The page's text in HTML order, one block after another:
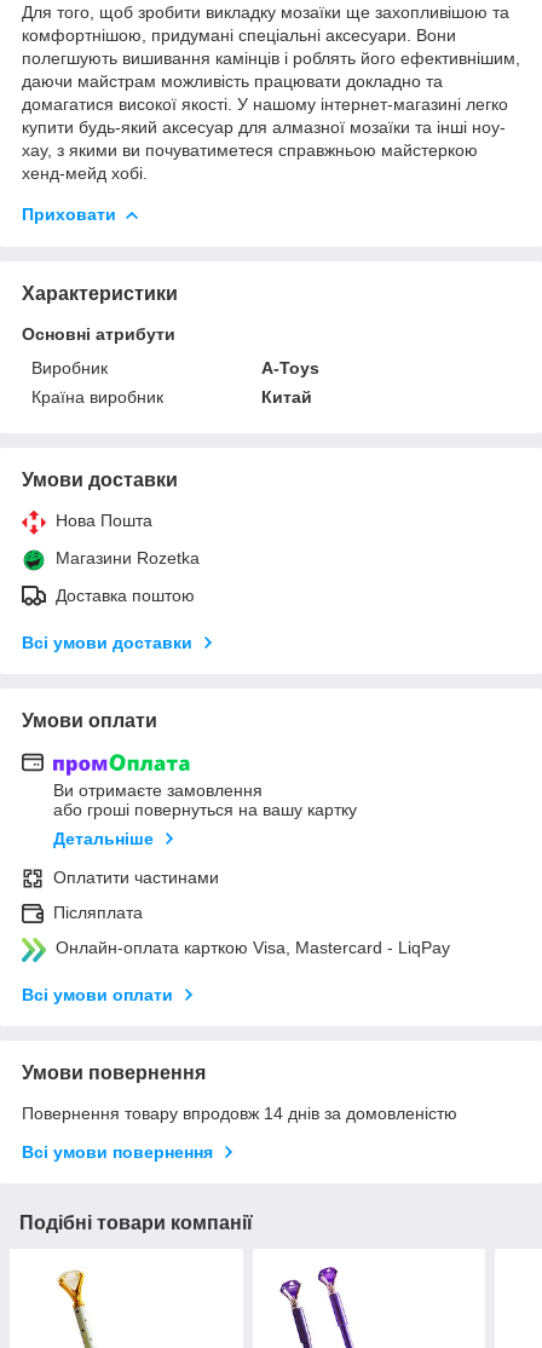
Для того, щоб зробити викладку мозаїки ще захопливішою та
комфортнішою, придумані спеціальні аксесуари. Вони
полегшують вишивання камінців і роблять його ефективнішим,
даючи майстрам можливість працювати докладно та
домагатися високої якості. У нашому інтернет-магазині легко
купити будь-який аксесуар для алмазної мозаїки та інші ноу-
хау, з якими ви почуватиметеся справжньою майстеркою
хенд-мейд хобі.
Приховати
Характеристики
Основні атрибути
Виробник
A-Toys
Країна виробник
Китай
Умови доставки
Нова Пошта
Магазини Rozetka
Доставка поштою
Всі умови доставки
Умови оплати
Ви отримаєте замовлення
або гроші повернуться на вашу картку
Детальніше
Оплатити частинами
Післяплата
Онлайн-оплата карткою Visa, Mastercard - LiqPay
Всі умови оплати
Умови повернення
Повернення товару впродовж 14 днів за домовленістю
Всі умови повернення
Подібні товари компанії